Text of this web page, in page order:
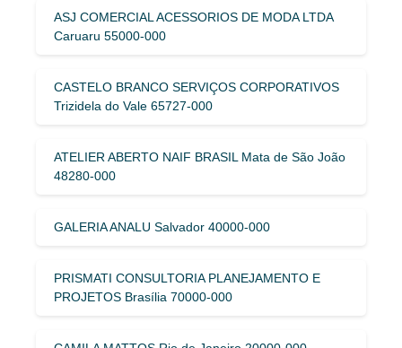
ASJ COMERCIAL ACESSORIOS DE MODA LTDA
Caruaru 55000-000
CASTELO BRANCO SERVIÇOS CORPORATIVOS
Trizidela do Vale 65727-000
ATELIER ABERTO NAIF BRASIL Mata de São João
48280-000
GALERIA ANALU Salvador 40000-000
PRISMATI CONSULTORIA PLANEJAMENTO E
PROJETOS Brasília 70000-000